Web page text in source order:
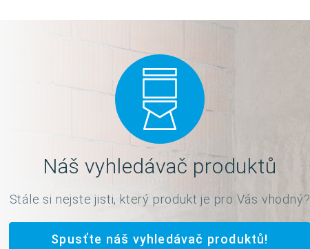
Náš vyhledávač produktů
Stále si nejste jisti, který produkt je pro Vás vhodný?
Spusťte náš vyhledávač produktů!